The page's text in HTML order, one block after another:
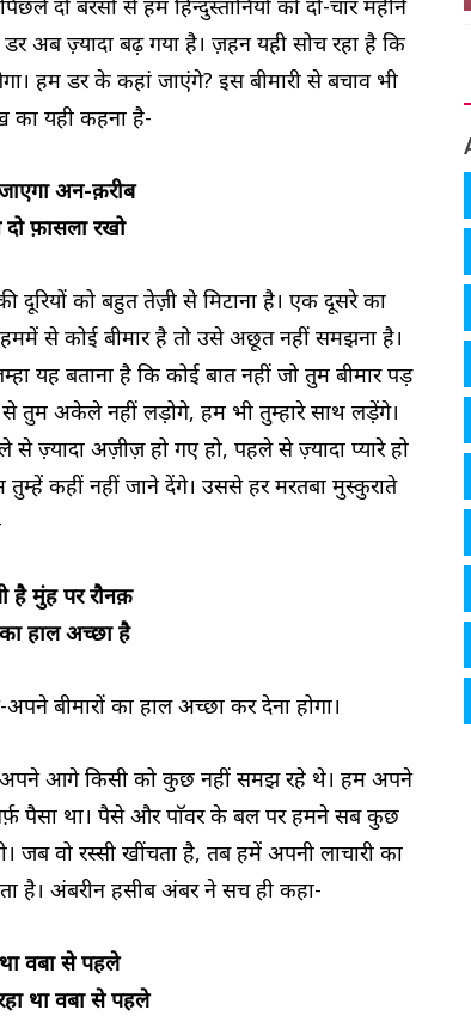
दो बरसों से हम हिन्दुस्तानियों को दो-चार महीने
अब ज़्यादा बढ़ गया है। ज़हन यही सोच रहा है कि
हम डर के कहां जाएंगे? इस बीमारी से बचाव भी
का यही कहना है-
अन-क़रीब
फ़ासला रखो
दूरियों को बहुत तेज़ी से मिटाना है। एक दूसरे का
से कोई बीमार है तो उसे अछूत नहीं समझना है।
यह बताना है कि कोई बात नहीं जो तुम बीमार पड़
से तुम अकेले नहीं लड़ोगे, हम भी तुम्हारे साथ लड़ेंगे।
ज़्यादा अज़ीज़ हो गए हो, पहले से ज़्यादा प्यारे हो
कहीं नहीं जाने देंगे। उससे हर मरतबा मुस्कुराते
मुंह पर रौनक़
हाल अच्छा है
बीमारों का हाल अच्छा कर देना होगा।
अपने आगे किसी को कुछ नहीं समझ रहे थे। हम अपने
पैसा था। पैसे और पाॅवर के बल पर हमने सब कुछ
जब वो रस्सी खींचता है, तब हमें अपनी लाचारी का
है। अंबरीन हसीब अंबर ने सच ही कहा-
वबा से पहले
था वबा से पहले